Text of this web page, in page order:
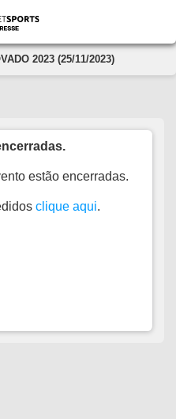
2023 (25/11/2023)
estão encerradas.
clique aqui.